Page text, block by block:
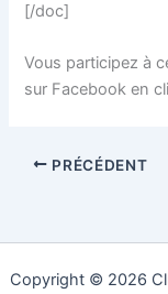
[/doc]
Vous participez à
sur Facebook en
PRÉCÉDENT
Copyright © 2026